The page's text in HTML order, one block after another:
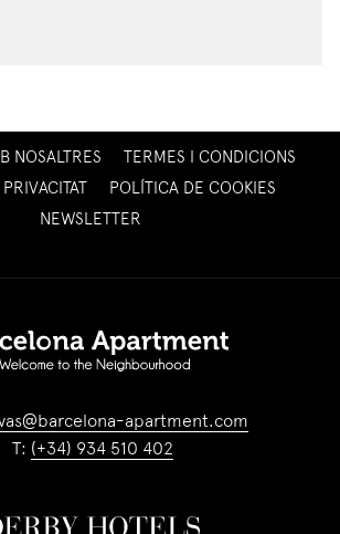
NOSALTRESOPENS
IN
A
TERMES I CONDICIONS
POLÍTICA DE COOKIES
NEWSLETTER
apartment.com
T: (+34) 934 510 402